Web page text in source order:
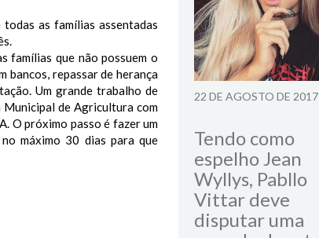
as famílias assentadas
famílias que não possuem o
bancos, repassar de herança
Um grande trabalho de
Municipal de Agricultura com
O próximo passo é fazer um
máximo 30 dias para que
22 DE AGOSTO DE 2017
Tendo como
espelho Jean
Wyllys, Pabllo
Vittar deve
disputar uma